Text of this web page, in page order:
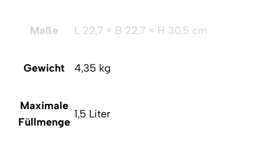
Maße L 22,7 × B 22,7 × H 30,5 cm
Gewicht 4,35 kg
Maximale
Füllmenge
1,5 Liter